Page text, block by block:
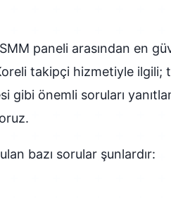
paneli arasından en
takipçi hizmetiyle ilgili;
gibi önemli soruları
bazı sorular şunlardır: